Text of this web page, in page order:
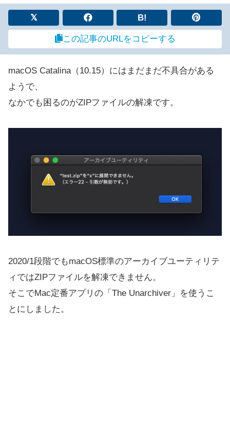
B!
この記事のURLをコピーする
macOS Catalina（10.15）にはまだまだ不具合がある
ようで、
なかでも困るのがZIPファイルの解凍です。
2020/1段階でもmacOS標準のアーカイブユーティリテ
ィではZIPファイルを解凍できません。
そこでMac定番アプリの「The Unarchiver」を使うこ
とにしました。